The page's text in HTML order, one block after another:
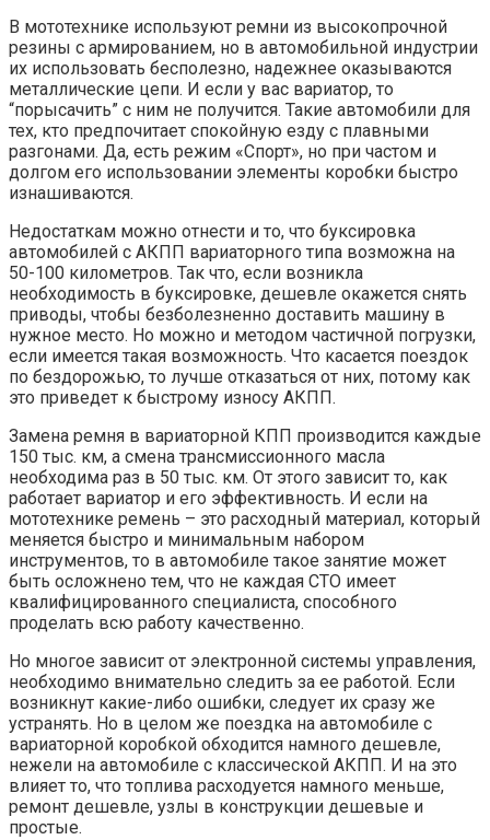
В мототехнике используют ремни из высокопрочной
резины с армированием, но в автомобильной индустрии
их использовать бесполезно, надежнее оказываются
металлические цепи. И если у вас вариатор, то
“порысачить” с ним не получится. Такие автомобили для
тех, кто предпочитает спокойную езду с плавными
разгонами. Да, есть режим «Спорт», но при частом и
долгом его использовании элементы коробки быстро
изнашиваются.
Недостаткам можно отнести и то, что буксировка
автомобилей с АКПП вариаторного типа возможна на
50-100 километров. Так что, если возникла
необходимость в буксировке, дешевле окажется снять
приводы, чтобы безболезненно доставить машину в
нужное место. Но можно и методом частичной погрузки,
если имеется такая возможность. Что касается поездок
по бездорожью, то лучше отказаться от них, потому как
это приведет к быстрому износу АКПП.
Замена ремня в вариаторной КПП производится каждые
150 тыс. км, а смена трансмиссионного масла
необходима раз в 50 тыс. км. От этого зависит то, как
работает вариатор и его эффективность. И если на
мототехнике ремень – это расходный материал, который
меняется быстро и минимальным набором
инструментов, то в автомобиле такое занятие может
быть осложнено тем, что не каждая СТО имеет
квалифицированного специалиста, способного
проделать всю работу качественно.
Но многое зависит от электронной системы управления,
необходимо внимательно следить за ее работой. Если
возникнут какие-либо ошибки, следует их сразу же
устранять. Но в целом же поездка на автомобиле с
вариаторной коробкой обходится намного дешевле,
нежели на автомобиле с классической АКПП. И на это
влияет то, что топлива расходуется намного меньше,
ремонт дешевле, узлы в конструкции дешевые и
простые.